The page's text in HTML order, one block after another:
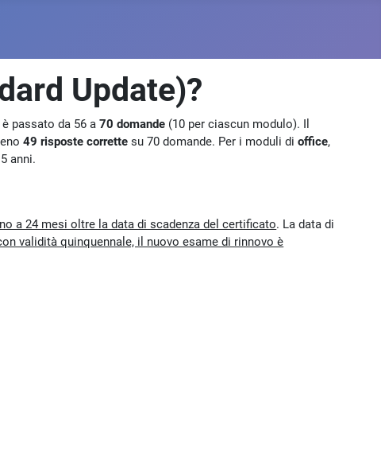
Update)?
è passato da 56 a70 domande (10 per ciascun modulo). Il
49 risposte corrette su 70 domande. Per i moduli dioffice,
anni.
a 24 mesi oltre la data di scadenza del certificato. La data di
validità quinquennale, il nuovo esame di rinnovo è